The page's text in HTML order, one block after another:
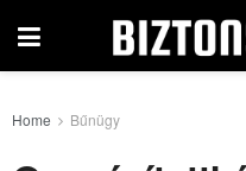
Home Bűnügy